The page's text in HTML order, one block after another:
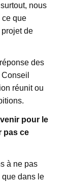
nous
ce que
de
des
réunit ou
pour le
pas ce
à ne pas
que dans le